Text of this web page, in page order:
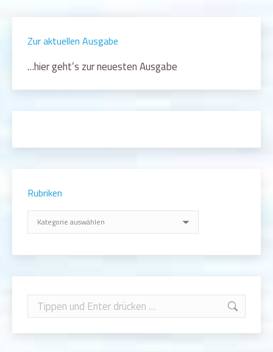
Zur aktuellen Ausgabe
…hier geht’s zur neuesten Ausgabe
Rubriken
Rubriken
Search: